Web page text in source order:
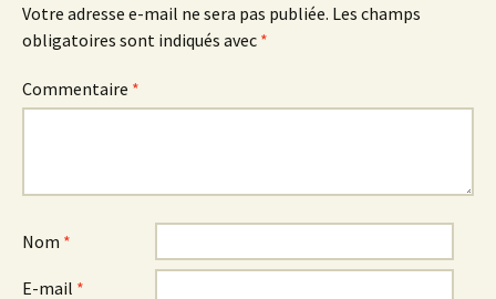
Votre adresse e-mail ne sera pas publiée. Les champs
obligatoires sont indiqués avec *
Commentaire *
Nom *
E-mail *